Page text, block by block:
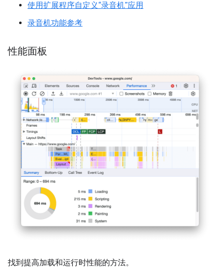
使用扩展程序自定义“录音机”应用
录音机功能参考
性能面板
找到提高加载和运行时性能的方法。